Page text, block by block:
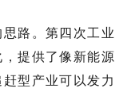
路。第四次工业
提供了像新能源
型产业可以发力